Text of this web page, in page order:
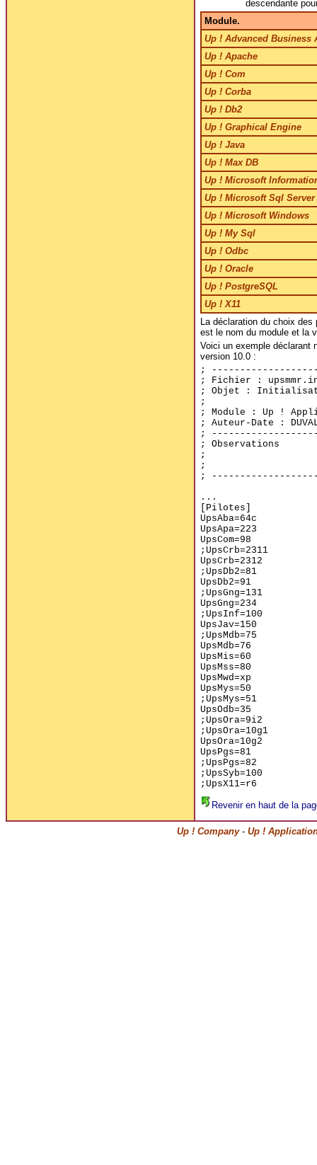
descendante
Module.
Up ! Advanced
Up ! Apache
Up ! Com
Up ! Corba
Up ! Db2
Up ! Graphical Engine
Up ! Java
Up ! Max DB
Up ! Microsoft
Up ! Microsoft Sql Server
Up ! Microsoft Windows
Up ! My Sql
Up ! Odbc
Up ! Oracle
Up ! PostgreSQL
Up ! X11
La déclaration du choix
est le nom du module et la
Voici un exemple déclarant
version 10.0 :
;
; Fichier :
; Objet :
;
; Module : Up !
; Auteur-Date :
;
; Observations
;
;
;
...
[Pilotes]
UpsAba=64c
UpsApa=223
UpsCom=98
;UpsCrb=2311
UpsCrb=2312
;UpsDb2=81
UpsDb2=91
;UpsGng=131
UpsGng=234
;UpsInf=100
UpsJav=150
;UpsMdb=75
UpsMdb=76
UpsMis=60
UpsMss=80
UpsMwd=xp
UpsMys=50
;UpsMys=51
UpsOdb=35
;UpsOra=9i2
;UpsOra=10g1
UpsOra=10g2
UpsPgs=81
;UpsPgs=82
;UpsSyb=100
;UpsX11=r6
Revenir en haut de la
Up ! Company- Up !